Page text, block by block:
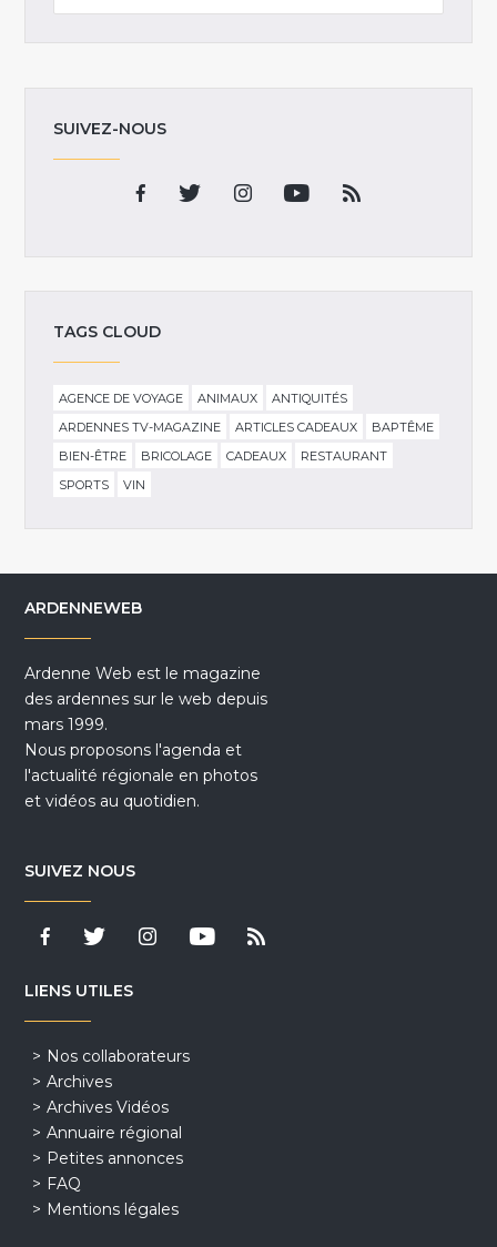
SUIVEZ-NOUS
TAGS CLOUD
AGENCE DE VOYAGE ANIMAUX
ANTIQUITÉS
ARDENNES TV-MAGAZINE
ARTICLES CADEAUX
BAPTÊME
BIEN-ÊTRE
BRICOLAGE CADEAUX
RESTAURANT
SPORTS
VIN
ARDENNEWEB
Ardenne Web est le magazine
des ardennes sur le web depuis
mars 1999.
Nous proposons l'agenda et
l'actualité régionale en photos
et vidéos au quotidien.
SUIVEZ NOUS
LIENS UTILES
Nos collaborateurs
Archives
Archives Vidéos
Annuaire régional
Petites annonces
FAQ
Mentions légales